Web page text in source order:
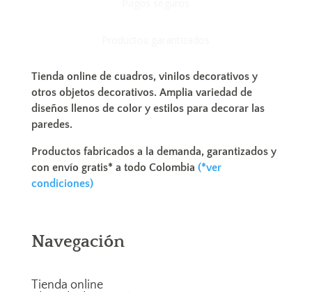
Tienda online de cuadros, vinilos decorativos y
otros objetos decorativos. Amplia variedad de
diseños llenos de color y estilos para decorar las
paredes.
Productos fabricados a la demanda, garantizados y
con envío gratis* a todo Colombia (*ver
condiciones)
Navegación
Tienda online